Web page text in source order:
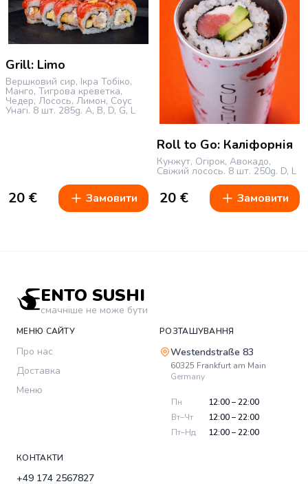
Grill: Limo
Вершковий сир, Ікра Тобіко,
Манго, Тигрова креветка,
Чедер, Лосось, Лимон, Соус
Унагі. 8 шт. 285g. A, B, D, G, L
20 € Замовити
Roll to Go: Каліфорнія
Кунжут, Огірок, Авокадо,
Свіжий лосось. 8 шт. 250g. D, L
20 € Замовити
ENTO SUSHI
смачніше не може бути
МЕНЮ САЙТУ
Про нас
Доставка
Меню
РОЗТАШУВАННЯ
Westendstraße 83
60325 Frankfurt am Main
Germany
Пн
12:00 – 22:00
Вт–Чт
12:00 – 22:00
Пт–Нд
12:00 – 22:00
КОНТАКТИ
+49 174 2567827